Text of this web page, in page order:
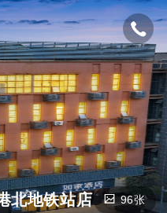
北地铁站店 96张